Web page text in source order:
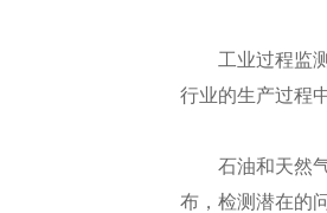
工业过程监测
行业的生产过程
石油和天然气
布，检测潜在的